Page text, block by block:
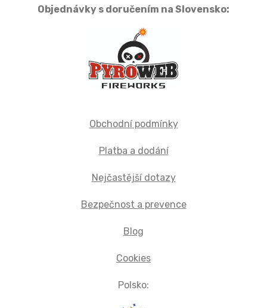
Objednávky s doručením na Slovensko:
Obchodní podmínky
Platba a dodání
Nejčastější dotazy
Bezpečnost a prevence
Blog
Cookies
Polsko: